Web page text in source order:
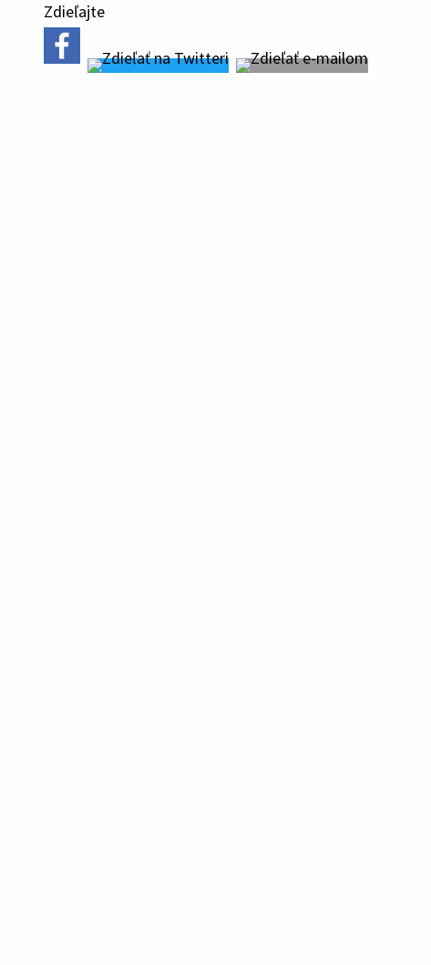
Zdieľajte